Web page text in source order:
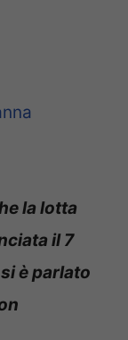
la lotta
il 7
è parlato